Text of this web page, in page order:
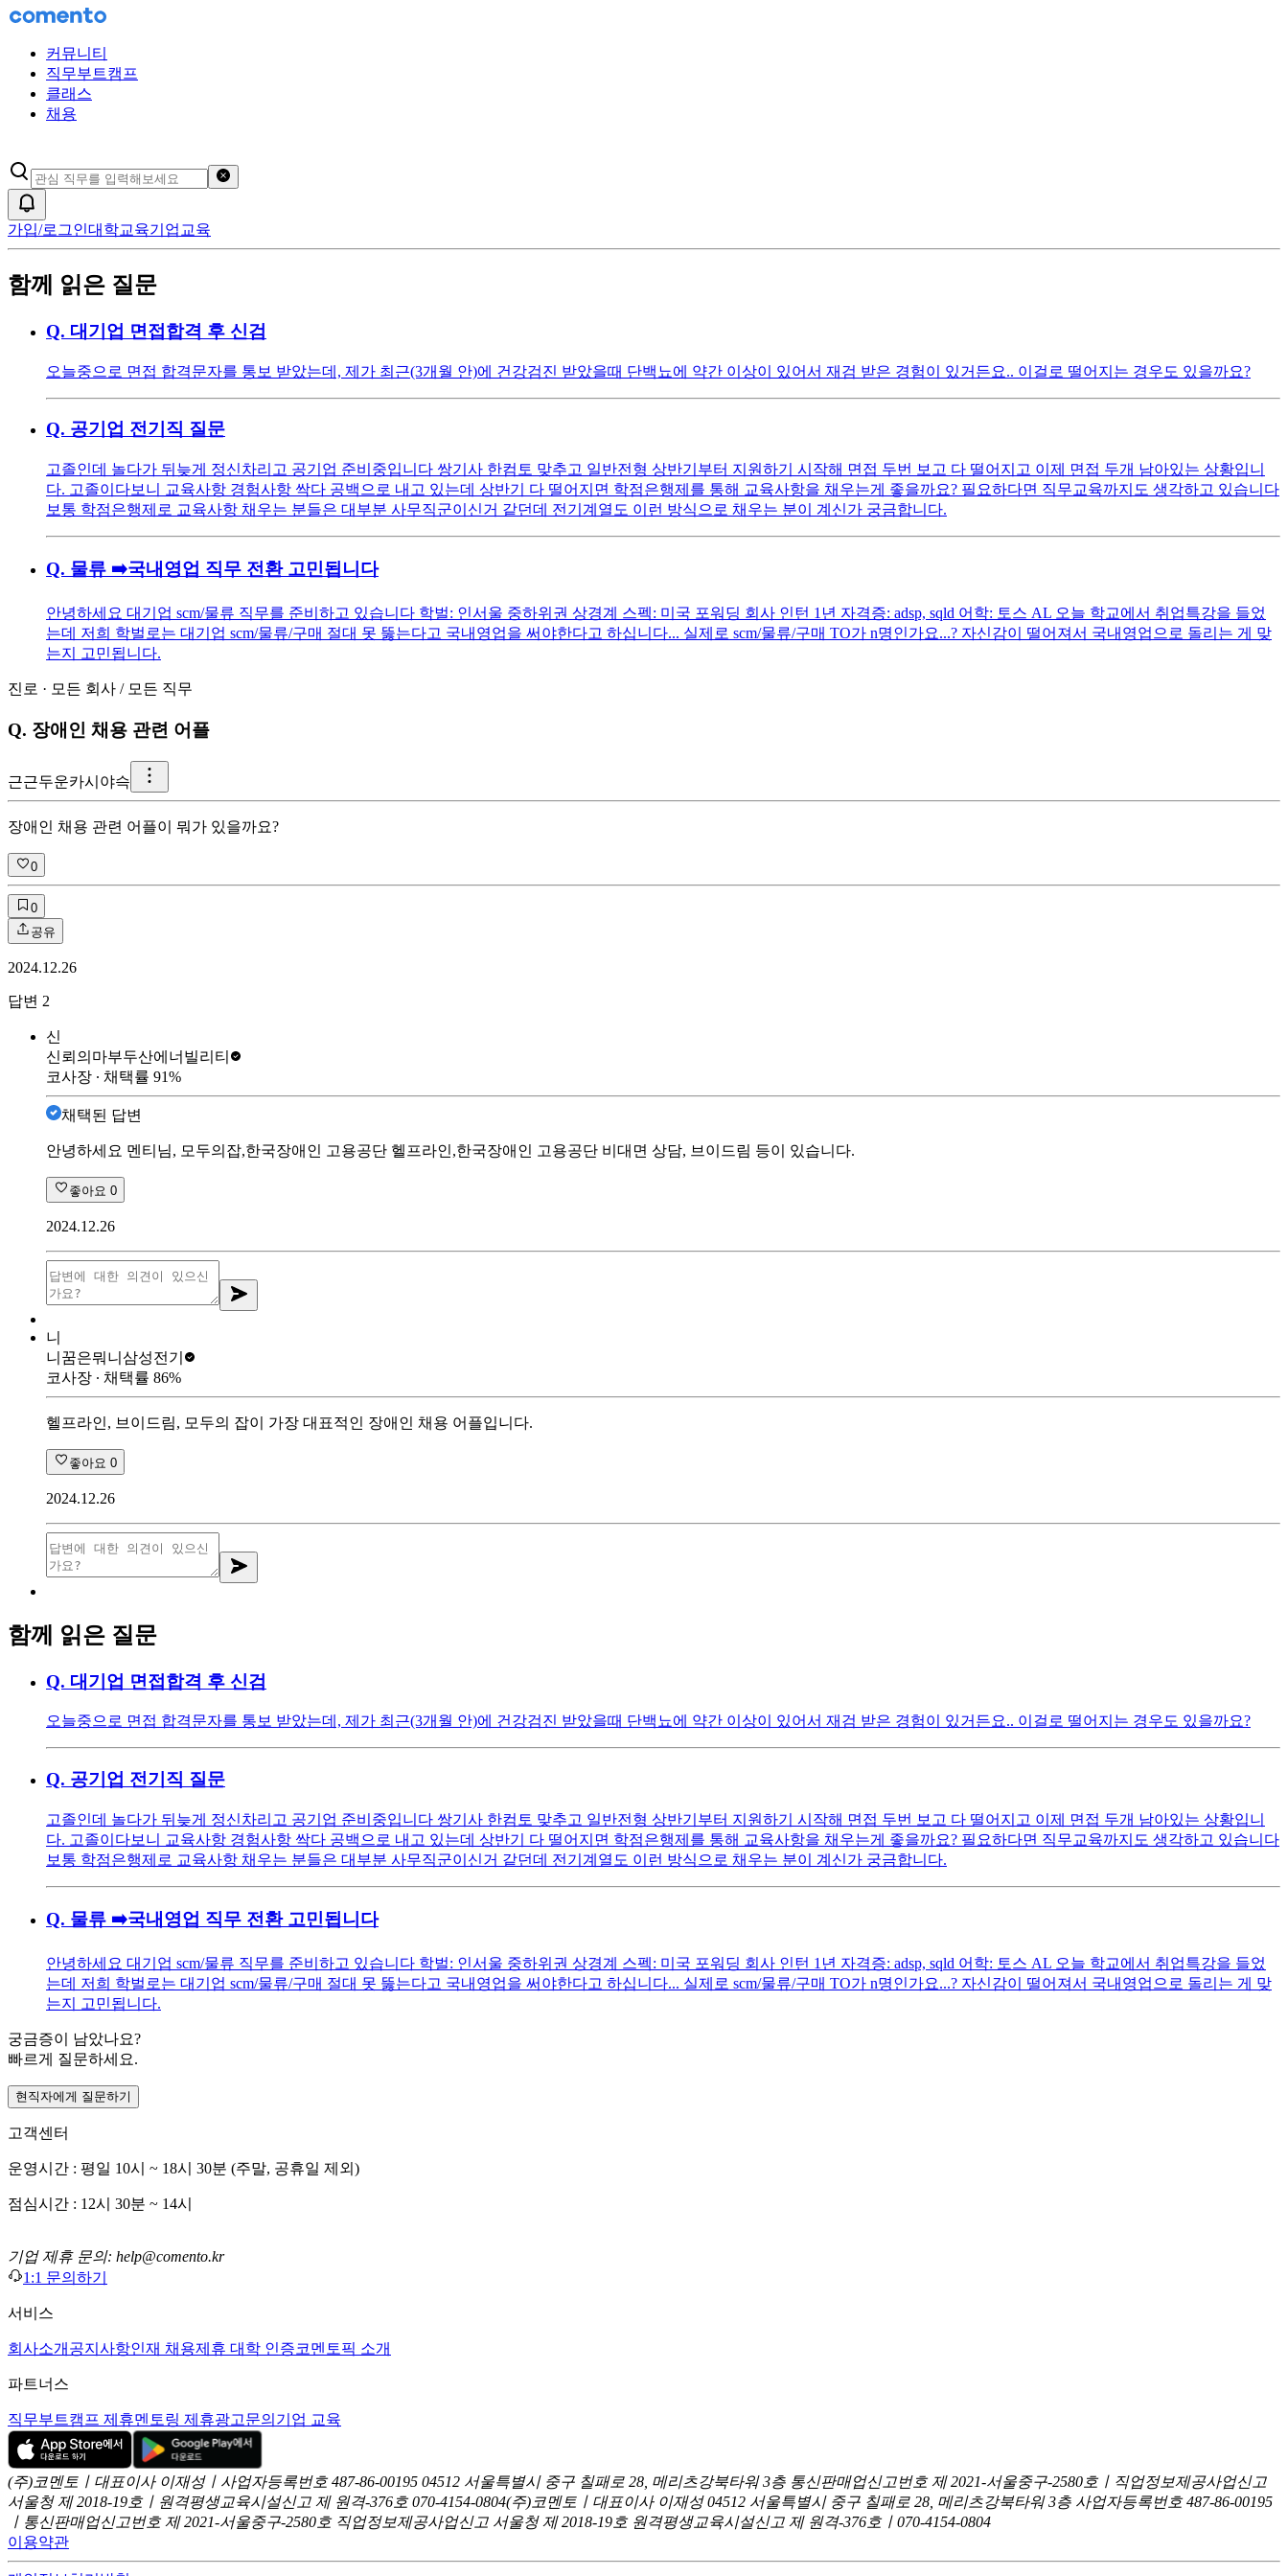
커뮤니티
직무부트캠프
클래스
채용
가입/로그인대학교육기업교육
함께 읽은 질문
Q. 대기업 면접합격 후 신검
오늘중으로 면접 합격문자를 통보 받았는데, 제가 최근(3개월 안)에 건강검진 받았을때 단백뇨에 약간 이상이 있어서 재검 받은 경험이 있거든요.. 이걸로 떨어지는 경우도 있을까요?
Q. 공기업 전기직 질문
고졸인데 놀다가 뒤늦게 정신차리고 공기업 준비중입니다 쌍기사 한컴토 맞추고 일반전형 상반기부터 지원하기 시작해 면접 두번 보고 다 떨어지고 이제 면접 두개 남아있는 상황입니
다. 고졸이다보니 교육사항 경험사항 싹다 공백으로 내고 있는데 상반기 다 떨어지면 학점은행제를 통해 교육사항을 채우는게 좋을까요? 필요하다면 직무교육까지도 생각하고 있습니다
보통 학점은행제로 교육사항 채우는 분들은 대부분 사무직군이신거 같던데 전기계열도 이런 방식으로 채우는 분이 계신가 궁금합니다.
Q. 물류 ➡️국내영업 직무 전환 고민됩니다
안녕하세요 대기업 scm/물류 직무를 준비하고 있습니다 학벌: 인서울 중하위권 상경계 스펙: 미국 포워딩 회사 인턴 1년 자격증: adsp, sqld 어학: 토스 AL 오늘 학교에서 취업특강을 들었
는데 저희 학벌로는 대기업 scm/물류/구매 절대 못 뚫는다고 국내영업을 써야한다고 하십니다... 실제로 scm/물류/구매 TO가 n명인가요...? 자신감이 떨어져서 국내영업으로 돌리는 게 맞
는지 고민됩니다.
진로 · 모든 회사 / 모든 직무
Q. 장애인 채용 관련 어플
근근두운카시야슥
장애인 채용 관련 어플이 뭐가 있을까요?
0
0
공유
2024.12.26
답변 2
신
신뢰의마부두산에너빌리티
코사장 ∙ 채택률 91%
채택된 답변
안녕하세요 멘티님, 모두의잡,한국장애인 고용공단 헬프라인,한국장애인 고용공단 비대면 상담, 브이드림 등이 있습니다.
좋아요 0
2024.12.26
니
니꿈은뭐니 삼성전기
코사장 ∙ 채택률 86%
헬프라인, 브이드림, 모두의 잡이 가장 대표적인 장애인 채용 어플입니다.
좋아요 0
2024.12.26
함께 읽은 질문
Q. 대기업 면접합격 후 신검
오늘중으로 면접 합격문자를 통보 받았는데, 제가 최근(3개월 안)에 건강검진 받았을때 단백뇨에 약간 이상이 있어서 재검 받은 경험이 있거든요.. 이걸로 떨어지는 경우도 있을까요?
Q. 공기업 전기직 질문
고졸인데 놀다가 뒤늦게 정신차리고 공기업 준비중입니다 쌍기사 한컴토 맞추고 일반전형 상반기부터 지원하기 시작해 면접 두번 보고 다 떨어지고 이제 면접 두개 남아있는 상황입니
다. 고졸이다보니 교육사항 경험사항 싹다 공백으로 내고 있는데 상반기 다 떨어지면 학점은행제를 통해 교육사항을 채우는게 좋을까요? 필요하다면 직무교육까지도 생각하고 있습니다
보통 학점은행제로 교육사항 채우는 분들은 대부분 사무직군이신거 같던데 전기계열도 이런 방식으로 채우는 분이 계신가 궁금합니다.
Q. 물류 ➡️국내영업 직무 전환 고민됩니다
안녕하세요 대기업 scm/물류 직무를 준비하고 있습니다 학벌: 인서울 중하위권 상경계 스펙: 미국 포워딩 회사 인턴 1년 자격증: adsp, sqld 어학: 토스 AL 오늘 학교에서 취업특강을 들었
는데 저희 학벌로는 대기업 scm/물류/구매 절대 못 뚫는다고 국내영업을 써야한다고 하십니다... 실제로 scm/물류/구매 TO가 n명인가요...? 자신감이 떨어져서 국내영업으로 돌리는 게 맞
는지 고민됩니다.
궁금증이 남았나요?
빠르게 질문하세요.
현직자에게 질문하기
고객센터
운영시간 : 평일 10시 ~ 18시 30분 (주말, 공휴일 제외)
점심시간 : 12시 30분 ~ 14시
기업 제휴 문의: help@comento.kr
1:1 문의하기
서비스
회사소개 공지사항인재 채용제휴 대학 인증코멘토픽 소개
파트너스
직무부트캠프 제휴멘토링 제휴광고문의 기업 교육
(주)코멘토ㅣ대표이사 이재성ㅣ사업자등록번호 487-86-00195 04512 서울특별시 중구 칠패로 28, 메리츠강북타워 3층 통신판매업신고번호 제 2021-서울중구-2580호ㅣ직업정보제공사업신고
서울청 제 2018-19호ㅣ원격평생교육시설신고 제 원격-376호 070-4154-0804(주)코멘토ㅣ대표이사 이재성 04512 서울특별시 중구 칠패로 28, 메리츠강북타워 3층 사업자등록번호 487-86-00195
ㅣ통신판매업신고번호 제 2021-서울중구-2580호 직업정보제공사업신고 서울청 제 2018-19호 원격평생교육시설신고 제 원격-376호ㅣ070-4154-0804
이용약관